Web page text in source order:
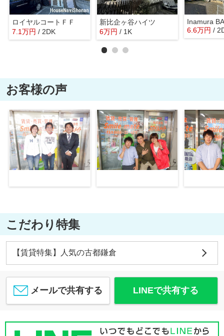
ロイヤルコートＦＦ
7.1万円 / 2DK
新比企ヶ谷ハイツ
6万円 / 1K
Inamura
6.6万円 /
お客様の声
こだわり特集
【賃貸特集】人気の古都鎌倉
メールで共有する LINEで共有する